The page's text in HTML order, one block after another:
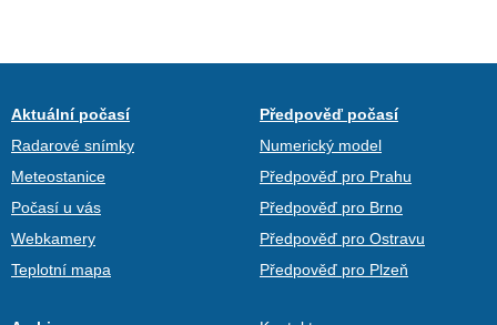
Aktuální počasí
Radarové snímky
Meteostanice
Počasí u vás
Webkamery
Teplotní mapa
Předpověď počasí
Numerický model
Předpověď pro Prahu
Předpověď pro Brno
Předpověď pro Ostravu
Předpověď pro Plzeň